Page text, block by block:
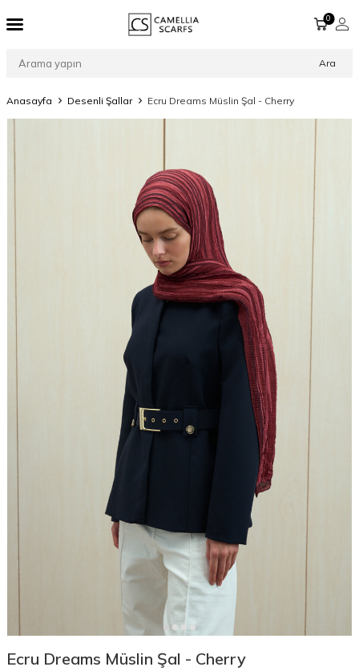
Ara
0
Anasayfa Desenli Şallar Ecru Dreams Müslin Şal - Cherry
Ecru Dreams Müslin Şal - Cherry